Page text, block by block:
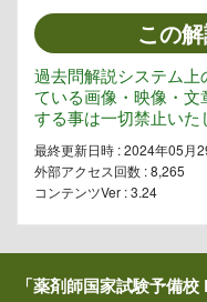
この
過去問解説システム
ている画像・映像・
する事は一切禁止いた
最終更新日時 : 2024年05月
外部アクセス回数 :8,265
コンテンツVer : 3.24
「薬剤師国家試験予備